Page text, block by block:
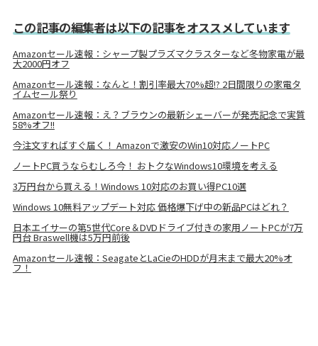
この記事の編集者は以下の記事をオススメしています
Amazonセール速報：シャープ製プラズマクラスターなど冬物家電が最
大2000円オフ
Amazonセール速報：なんと！割引率最大70%超!? 2日間限りの家電タ
イムセール祭り
Amazonセール速報：え？ブラウンの最新シェーバーが発売記念で実質
58%オフ!!
今注文すればすぐ届く！ Amazonで激安のWin10対応ノートPC
ノートPC買うならむしろ今！ おトクなWindows10環境を考える
3万円台から買える！Windows 10対応のお買い得PC10選
Windows 10無料アップデート対応 価格爆下げ中の新品PCはどれ？
日本エイサーの第5世代Core＆DVDドライブ付きの家用ノートPCが7万
円台 Braswell機は5万円前後
Amazonセール速報：SeagateとLaCieのHDDが月末まで最大20%オ
フ！